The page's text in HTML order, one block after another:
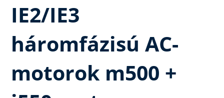
IE2/IE3
háromfázisú AC-
motorok m500 +